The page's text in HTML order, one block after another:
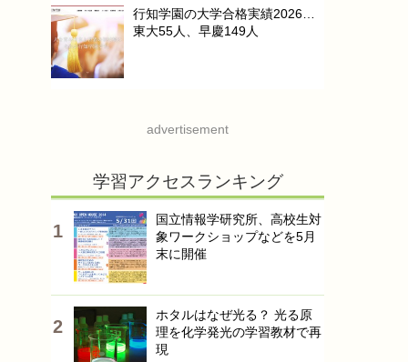
行知学園の大学合格実績2026…
東大55人、早慶149人
advertisement
学習アクセスランキング
国立情報学研究所、高校生対
象ワークショップなどを5月
末に開催
ホタルはなぜ光る？ 光る原
理を化学発光の学習教材で再
現